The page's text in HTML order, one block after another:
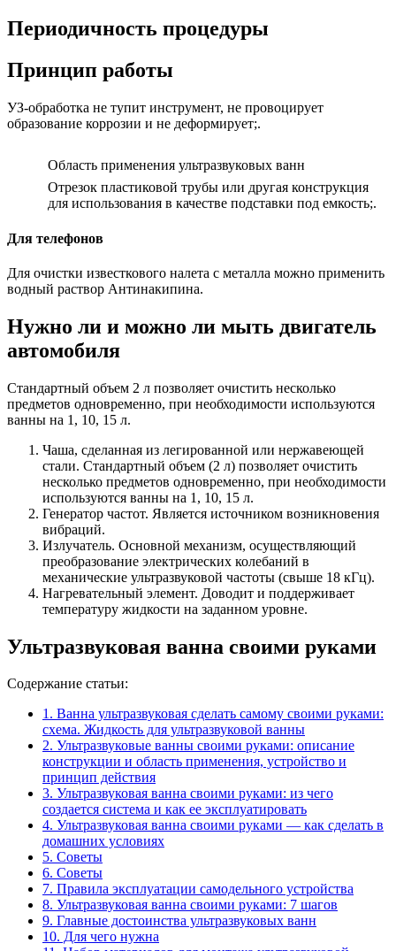
Периодичность процедуры
Принцип работы
УЗ-обработка не тупит инструмент, не провоцирует
образование коррозии и не деформирует;.
Область применения ультразвуковых ванн
Отрезок пластиковой трубы или другая конструкция
для использования в качестве подставки под емкость;.
Для телефонов
Для очистки известкового налета с металла можно применить
водный раствор Антинакипина.
Нужно ли и можно ли мыть двигатель
автомобиля
Стандартный объем 2 л позволяет очистить несколько
предметов одновременно, при необходимости используются
ванны на 1, 10, 15 л.
Чаша, сделанная из легированной или нержавеющей
стали. Стандартный объем (2 л) позволяет очистить
несколько предметов одновременно, при необходимости
используются ванны на 1, 10, 15 л.
Генератор частот. Является источником возникновения
вибраций.
Излучатель. Основной механизм, осуществляющий
преобразование электрических колебаний в
механические ультразвуковой частоты (свыше 18 кГц).
Нагревательный элемент. Доводит и поддерживает
температуру жидкости на заданном уровне.
Ультразвуковая ванна своими руками
Содержание статьи:
1. Ванна ультразвуковая сделать самому своими руками:
схема. Жидкость для ультразвуковой ванны
2. Ультразвуковые ванны своими руками: описание
конструкции и область применения, устройство и
принцип действия
3. Ультразвуковая ванна своими руками: из чего
создается система и как ее эксплуатировать
4. Ультразвуковая ванна своими руками — как сделать в
домашних условиях
5. Советы
6. Советы
7. Правила эксплуатации самодельного устройства
8. Ультразвуковая ванна своими руками: 7 шагов
9. Главные достоинства ультразвуковых ванн
10. Для чего нужна